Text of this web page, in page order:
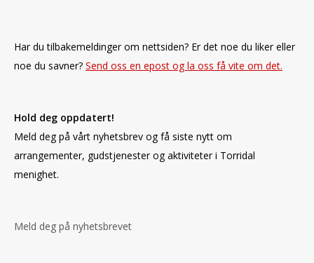
Har du tilbakemeldinger om nettsiden? Er det noe du liker eller
noe du savner? Send oss en epost og la oss få vite om det.
Hold deg oppdatert!
Meld deg på vårt nyhetsbrev og få siste nytt om
arrangementer, gudstjenester og aktiviteter i Torridal
menighet.
Meld deg på nyhetsbrevet